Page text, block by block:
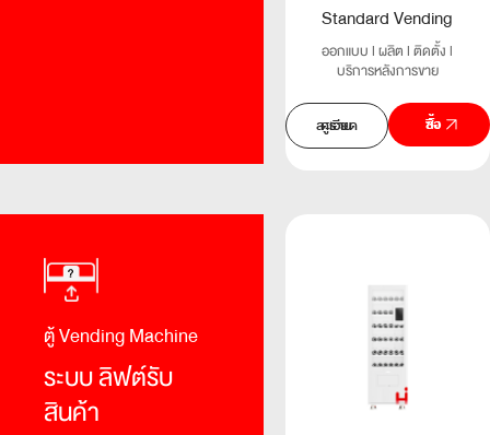
Standard Vending
ออกแบบ l ผลิต l ติดตั้ง l
บริการหลังการขาย
ดูรายละเอียด สั่งซื้อ
ตู้ Vending Machine
ระบบลิฟต์รับ
สินค้า